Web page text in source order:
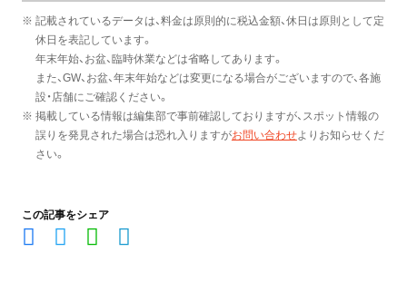
※ 記載されているデータは、料金は原則的に税込金額、休日は原則として定
休日を表記しています。
年末年始、お盆、臨時休業などは省略してあります。
また、GW、お盆、年末年始などは変更になる場合がございますので、各施
設・店舗にご確認ください。
※ 掲載している情報は編集部で事前確認しておりますが、スポット情報の
誤りを発見された場合は恐れ入りますがお問い合わせよりお知らせくだ
さい。
この記事をシェア